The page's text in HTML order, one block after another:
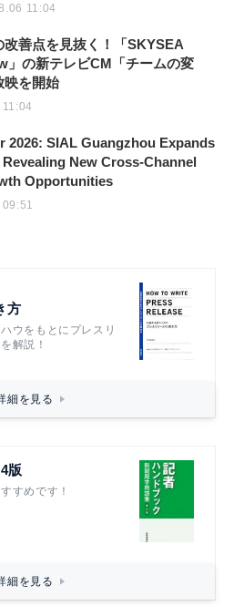
11:04
改善点を見抜く！「SKYSEA
」の新テレビCM「チームの変
映を開始
2026: SIAL Guangzhou Expands
New Cross-Channel
Opportunities
方
ウをもとにプレスリ
解説！
細を見る
版
すめです！
細を見る